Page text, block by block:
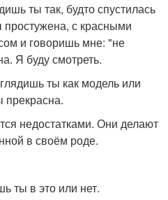
ты так, будто спустилась
с красными
и говоришь мне: "не
Я буду смотреть.
ты как модель или
прекрасна.
недостатками. Они делают
в своём роде.
ты в это или нет.